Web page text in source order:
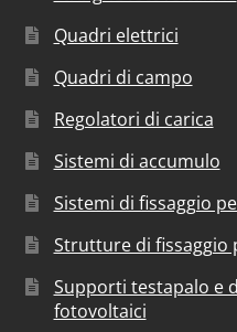
Quadri elettrici
Quadri di campo
Regolatori di carica
Sistemi di accumulo
Sistemi di fissaggio
Strutture di fissaggio
Supporti testapalo e
fotovoltaici